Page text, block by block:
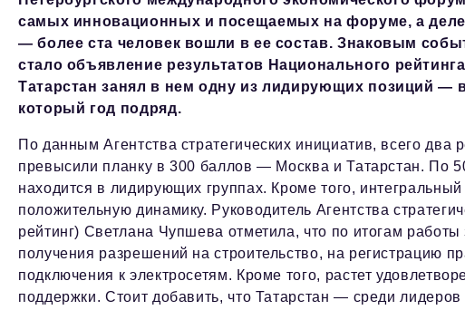
самых инновационных и посещаемых на форуме, а
— более ста человек вошли в ее состав. Знаковым
стало объявление результатов Национального
Татарстан занял в нем одну из лидирующих позиций —
который год подряд.
По данным Агентства стратегических инициатив, всего два
превысили планку в 300 баллов — Москва и Татарстан. По
находится в лидирующих группах. Кроме того,
положительную динамику. Руководитель Агентства
рейтинг) Светлана Чупшева отметила, что по итогам
получения разрешений на строительство, на регистрацию
подключения к электросетям. Кроме того, растет
поддержки. Стоит добавить, что Татарстан — среди